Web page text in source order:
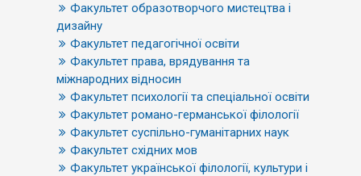
Факультет образотворчого мистецтва і
дизайну
Факультет педагогічної освіти
Факультет права, врядування та
міжнародних відносин
Факультет психології та спеціальної освіти
Факультет романо-германської філології
Факультет суспільно-гуманітарних наук
Факультет східних мов
Факультет української філології, культури і